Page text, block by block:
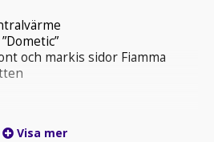
och markis sidor Fiamma
Visa mer